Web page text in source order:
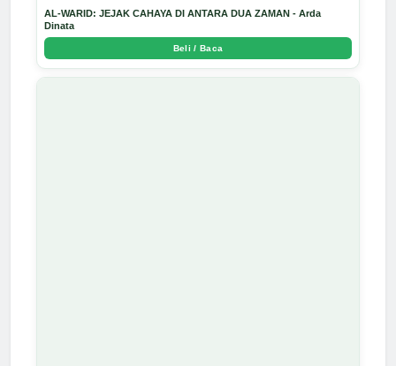
AL-WARID: JEJAK CAHAYA DI ANTARA DUA ZAMAN - Arda
Dinata
Beli / Baca